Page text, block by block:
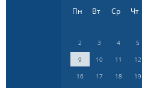
Пн Вт Ср Чт
2
3 4 5
9
10 11 12
16
17 18 19